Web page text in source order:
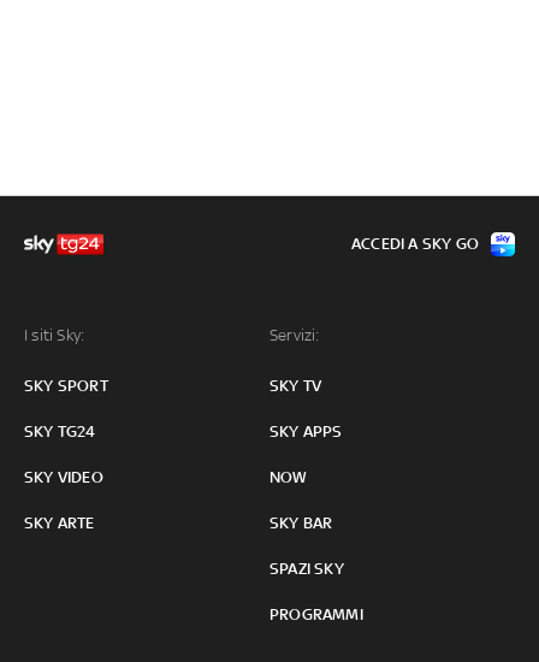
I siti Sky:
SKY SPORT
SKY TG24
SKY VIDEO
SKY ARTE
Servizi:
SKY TV
SKY APPS
NOW
SKY BAR
SPAZI SKY
PROGRAMMI
ACCEDI A SKY GO